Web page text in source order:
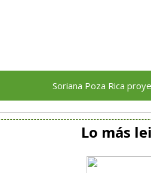
Soriana Poza Rica proyecta
Lo más